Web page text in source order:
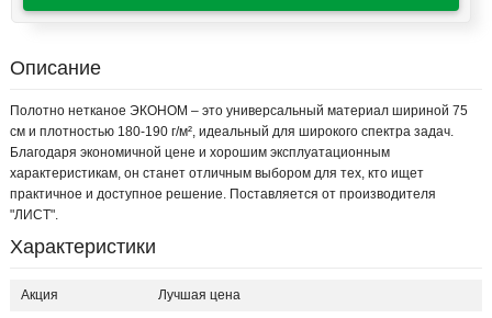
Описание
Полотно нетканое ЭКОНОМ – это универсальный материал шириной 75
см и плотностью 180-190 г/м², идеальный для широкого спектра задач.
Благодаря экономичной цене и хорошим эксплуатационным
характеристикам, он станет отличным выбором для тех, кто ищет
практичное и доступное решение. Поставляется от производителя
"ЛИСТ".
Характеристики
Акция Лучшая цена